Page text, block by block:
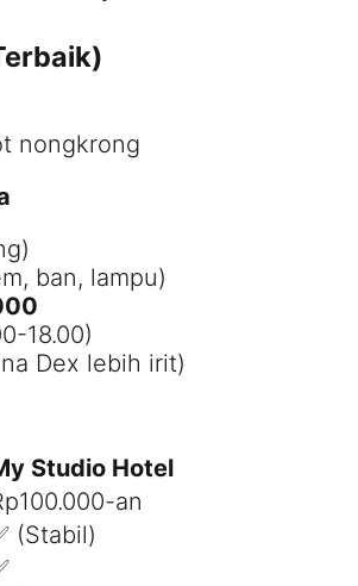
nongkrong
ban, lampu)
18.00)
Dex lebih irit)
Studio Hotel
an
(Stabil)